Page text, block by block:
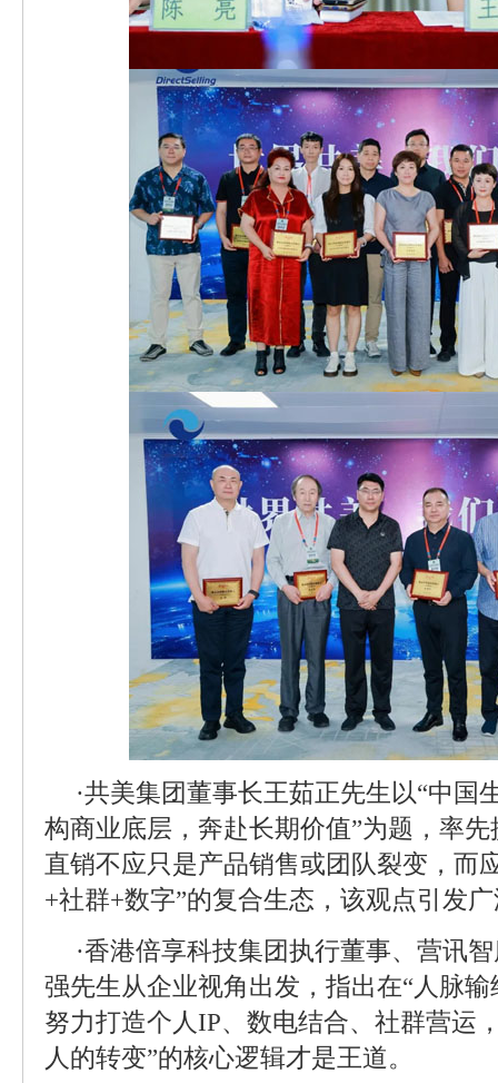
·共美集团董事长王茹正先生以“中
构商业底层，奔赴长期价值”为题，率
直销不应只是产品销售或团队裂变，而
+社群+数字”的复合生态，该观点引发
·香港倍享科技集团执行董事、营讯
强先生从企业视角出发，指出在“人脉
努力打造个人IP、数电结合、社群营运
人的转变”的核心逻辑才是王道。